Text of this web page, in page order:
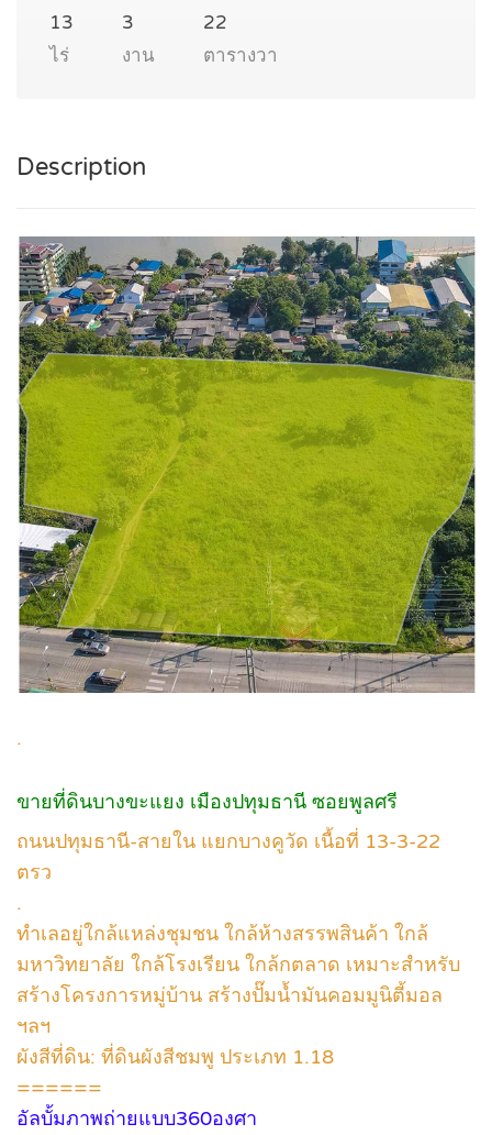
13
ไร่
3
งาน
22
ตารางวา
Description
.
ขายที่ดินบางขะแยง เมืองปทุมธานี ซอยพูลศรี
ถนนปทุมธานี-สายใน แยกบางคูวัด เนื้อที่ 13-3-22
ตรว
.
ทำเลอยู่ใกล้แหล่งชุมชน ใกล้ห้างสรรพสินค้า ใกล้
มหาวิทยาลัย ใกล้โรงเรียน ใกล้กตลาด เหมาะสำหรับ
สร้างโครงการหมู่บ้าน สร้างปั๊มน้ำมันคอมมูนิตี้มอล
ฯลฯ
ผังสีที่ดิน: ที่ดินผังสีชมพู ประเภท 1.18
======
อัลบั้มภาพถ่ายแบบ360องศา